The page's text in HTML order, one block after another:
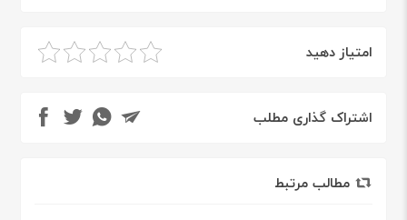
امتیاز دهید
اشتراک گذاری مطلب
مطالب مرتبط